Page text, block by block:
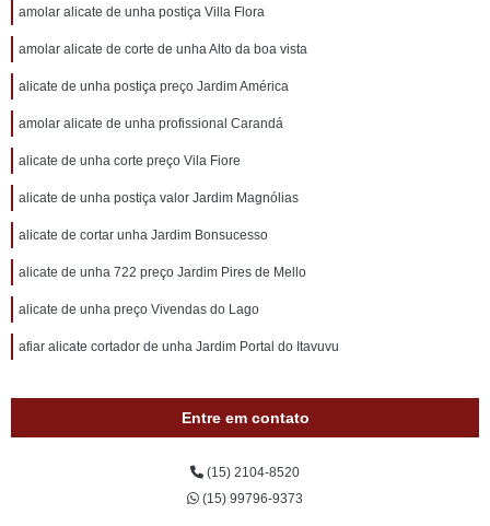
amolar alicate de unha postiça Villa Flora
amolar alicate de corte de unha Alto da boa vista
alicate de unha postiça preço Jardim América
amolar alicate de unha profissional Carandá
alicate de unha corte preço Vila Fiore
alicate de unha postiça valor Jardim Magnólias
alicate de cortar unha Jardim Bonsucesso
alicate de unha 722 preço Jardim Pires de Mello
alicate de unha preço Vivendas do Lago
afiar alicate cortador de unha Jardim Portal do Itavuvu
Entre em contato
(15) 2104-8520
(15) 99796-9373